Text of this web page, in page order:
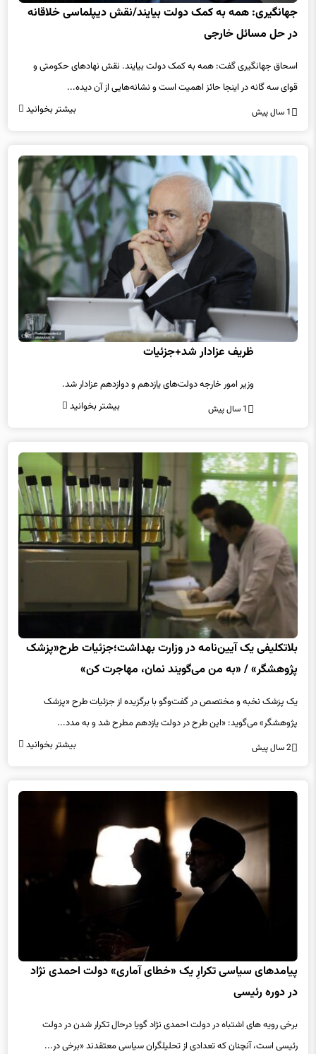
جهانگیری: همه به کمک دولت بیایند/نقش دیپلماسی خلاقانه
در حل مسائل خارجی
اسحاق جهانگیری گفت: همه به کمک دولت بیایند. نقش نهادهای حکومتی و
قوای سه گانه در اینجا حائز اهمیت است و نشانه‌هایی از آن دیده...
1 سال پیش بیشتر بخوانید
ظریف عزادار شد+جزئیات
وزیر امور خارجه دولت‌های یازدهم و دوازدهم عزادار شد.
1 سال پیش بیشتر بخوانید
بلاتکلیفی یک آیین‌نامه در وزارت بهداشت؛جزئیات طرح«پزشک
پژوهشگر» / «به من می‌گویند نمان، مهاجرت کن»
یک پزشک نخبه و مختصص در گفت‌وگو با برگزیده از جزئیات طرح «پزشک
پژوهشگر» می‌گوید: «این طرح در دولت یازدهم مطرح شد و به مدد...
2 سال پیش بیشتر بخوانید
پیامدهای سیاسی تکرارِ یک «خطای آماری» دولت احمدی نژاد
در دوره رئیسی
برخی رویه های اشتباه در دولت احمدی نژاد گویا درحال تکرار شدن در دولت
رئیسی است، آنچنان که تعدادی از تحلیلگران سیاسی معتقدند «برخی در...